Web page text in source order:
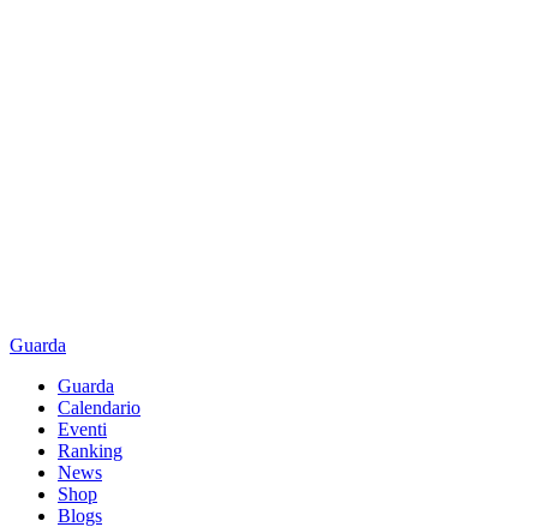
Guarda
Guarda
Calendario
Eventi
Ranking
News
Shop
Blogs